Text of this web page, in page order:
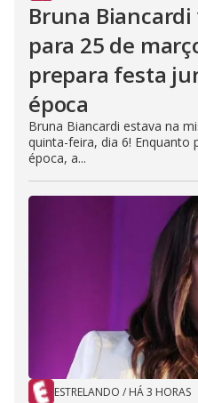
Bruna
para 25 de
prepara festa
época
Bruna Biancardi estava na
quinta-feira, dia 6! Enquanto
época, a...
ESTRELANDO / HÁ 3 HORAS